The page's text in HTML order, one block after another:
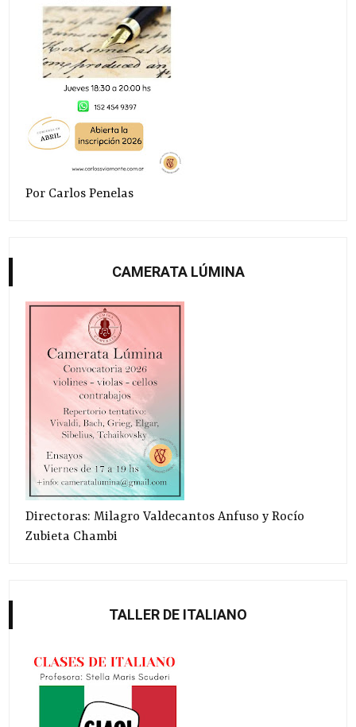
Por Carlos Penelas
CAMERATA LÚMINA
Directoras: Milagro Valdecantos Anfuso y Rocío
Zubieta Chambi
TALLER DE ITALIANO